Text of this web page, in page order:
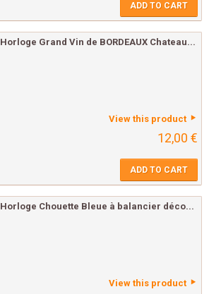
ADD TO CART
Horloge Grand Vin de BORDEAUX Chateau...
View this product
12,00 €
ADD TO CART
Horloge Chouette Bleue à balancier déco...
View this product